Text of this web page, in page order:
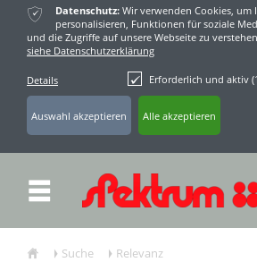
ќ Datenschutz: Wir verwenden Cookies, um
personalisieren, Funktionen für soziale
und die Zugriffe auf unsere Webseite zu
siehe Datenschutzerklärung
Details Erforderlich und aktiv
ŷ Ţ Suche Ţ Relevanz